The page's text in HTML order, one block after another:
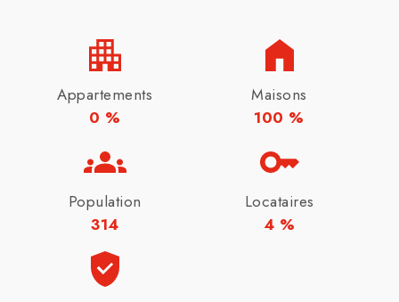
Appartements
0 %
Maisons
100 %
Population
314
Locataires
4 %